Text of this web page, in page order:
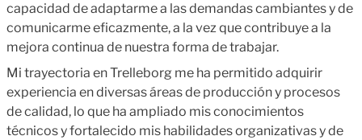
capacidad de adaptarme a las demandas cambiantes y de
comunicarme eficazmente, a la vez que contribuye a la
mejora continua de nuestra forma de trabajar.
Mi trayectoria en Trelleborg me ha permitido adquirir
experiencia en diversas áreas de producción y procesos
de calidad, lo que ha ampliado mis conocimientos
técnicos y fortalecido mis habilidades organizativas y de